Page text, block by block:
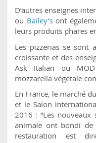
D’autres enseignes
ou Bailey’sont
leurs produits phares
Les pizzerias se sont
croissante et des
Ask Italian ou
mozzarella végétale
En France, le marché
et le Salon
2016 : “Les nouveaux
animale ont bondi
restauration est